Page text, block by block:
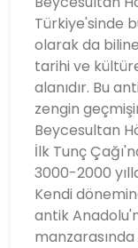
Türkiye'sinde
olarak da
tarihi ve
alanıdır. Bu
zengin
Beycesultan
İlk Tunç
3000-2000
Kendi
antik